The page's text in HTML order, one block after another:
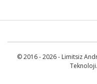
© 2016 - 2026 - Limitsiz